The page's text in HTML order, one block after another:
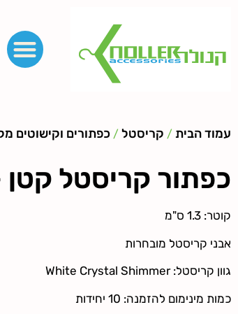
עמוד הבית / קריסטל / כפתורים וקישוטים
כפתור קריסטל קטן
קוטר: 1.3 ס"מ
אבני קריסטל מובחרות
גוון קריסטל: White Crystal Shimmer
כמות מינימום להזמנה: 10 יחידות